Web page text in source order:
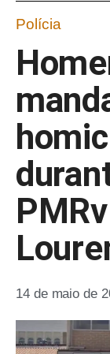
Polícia
14 de maio de